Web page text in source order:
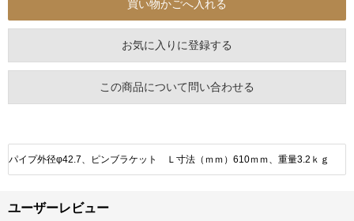
お気に入りに登録する
この商品について問い合わせる
パイプ外径φ42.7、ピンブラケット Ｌ寸法（ｍｍ）610ｍｍ、重量3.2ｋｇ
ユーザーレビュー